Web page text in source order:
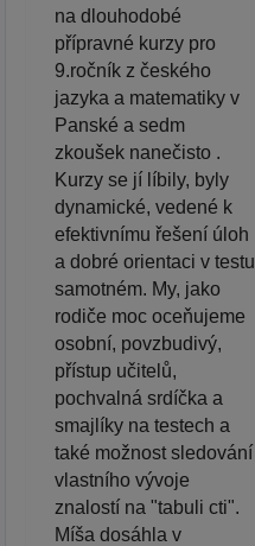
na dlouhodobé
přípravné kurzy pro
9.ročník z českého
jazyka a matematiky v
Panské a sedm
zkoušek nanečisto .
Kurzy se jí líbily, byly
dynamické, vedené k
efektivnímu řešení úloh
a dobré orientaci v testu
samotném. My, jako
rodiče moc oceňujeme
osobní, povzbudivý,
přístup učitelů,
pochvalná srdíčka a
smajlíky na testech a
také možnost sledování
vlastního vývoje
znalostí na "tabuli cti".
Míša dosáhla v